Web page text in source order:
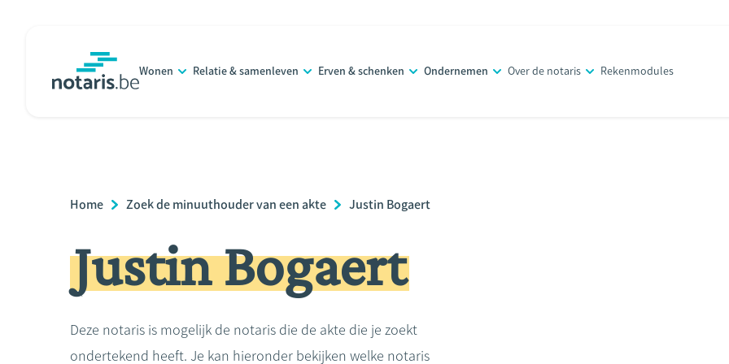
Wonen Relatie & samenleven Erven & schenken Ondernemen Over de notaris Rekenmodules
Breadcrumb
Home Zoek de minuuthouder van een akte Justin Bogaert
Justin Bogaert
Deze notaris is mogelijk de notaris die de akte die je zoekt
ondertekend heeft. Je kan hieronder bekijken welke notaris